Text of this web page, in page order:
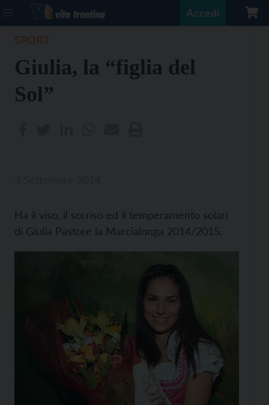
Accedi
Giulia, la “figlia del
Sol”
Ha il viso, il sorriso ed il temperamento solari
di Giulia Pastore la Marcialonga 2014/2015.